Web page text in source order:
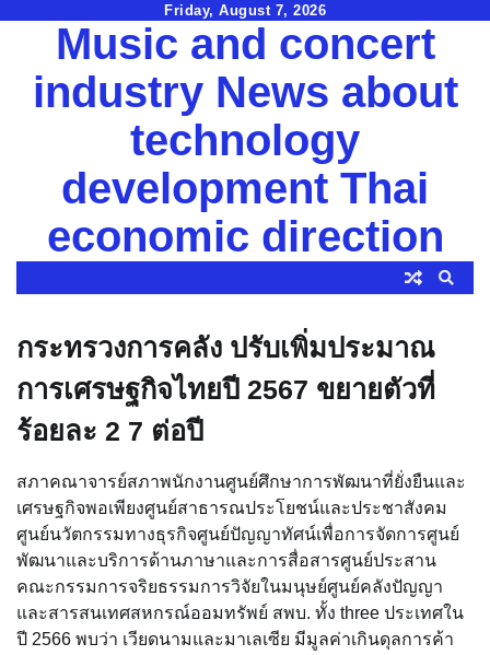
Friday, August 7, 2026
Music and concert
industry News about
technology
development Thai
economic direction
กระทรวงการคลัง ปรับเพิ่มประมาณ
การเศรษฐกิจไทยปี 2567 ขยายตัวที่
ร้อยละ 2 7 ต่อปี
สภาคณาจารย์สภาพนักงานศูนย์ศึกษาการพัฒนาที่ยั่งยืนและ
เศรษฐกิจพอเพียงศูนย์สาธารณประโยชน์และประชาสังคม
ศูนย์นวัตกรรมทางธุรกิจศูนย์ปัญญาทัศน์เพื่อการจัดการศูนย์
พัฒนาและบริการด้านภาษาและการสื่อสารศูนย์ประสาน
คณะกรรมการจริยธรรมการวิจัยในมนุษย์ศูนย์คลังปัญญา
และสารสนเทศสหกรณ์ออมทรัพย์ สพบ. ทั้ง three ประเทศใน
ปี 2566 พบว่า เวียดนามและมาเลเซีย มีมูลค่าเกินดุลการค้า